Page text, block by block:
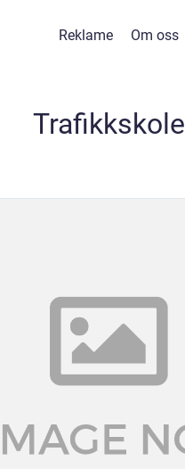
Reklame Om oss
Trafikkskole